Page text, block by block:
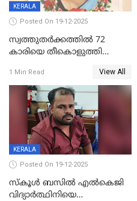
KERALA
Posted On 19-12-2025
സ്വത്തുതര്‍ക്കത്തില്‍ 72
കാരിയെ തീകൊളുത്തി
ക്രൂരകൊലപാതകത്തില്‍
സഹോദരിപുത്രന് ജീവപര്യന്തം
1 Min Read View All
KERALA
Posted On 19-12-2025
സ്കൂൾ ബസിൽ എൽകെജി
വിദ്യാര്‍ത്ഥിനിയെ